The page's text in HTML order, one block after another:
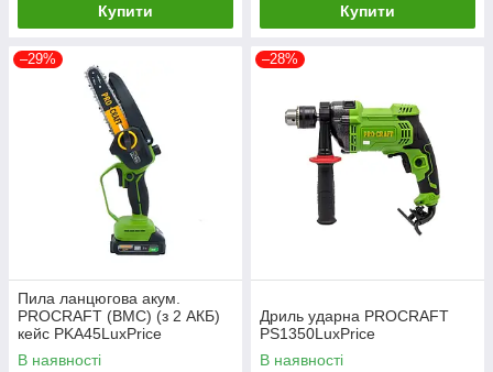
Купити Купити
–29%
Пила ланцюгова акум.
PROCRAFT (ВМС) (з 2 АКБ)
кейс PKA45LuxPrice
В наявності
–28%
Дриль ударна PROCRAFT
PS1350LuxPrice
В наявності